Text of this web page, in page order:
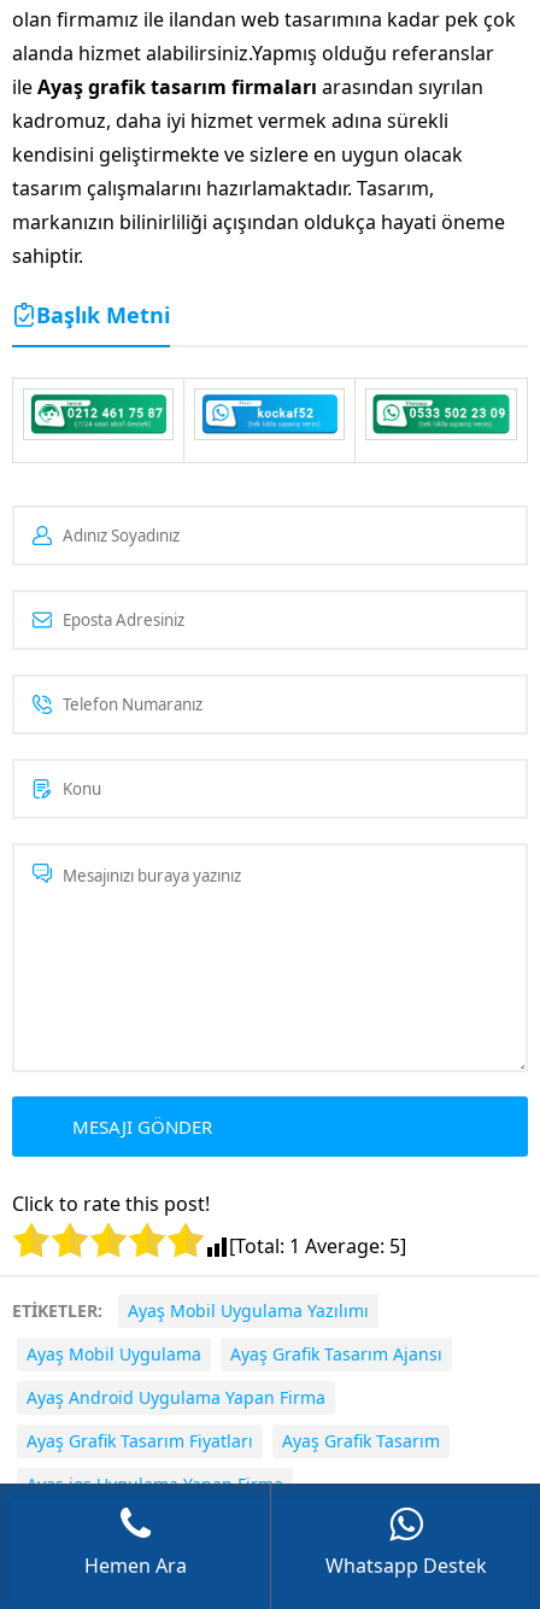
olan firmamız ile ilandan web tasarımına kadar pek çok
alanda hizmet alabilirsiniz.Yapmış olduğu referanslar
ileAyaş grafik tasarım firmaları arasından sıyrılan
kadromuz, daha iyi hizmet vermek adına sürekli
kendisini geliştirmekte ve sizlere en uygun olacak
tasarım çalışmalarını hazırlamaktadır. Tasarım,
markanızın bilinirliliği açışından oldukça hayati öneme
sahiptir.
Başlık Metni
Click to rate this post!
[Total: 1 Average: 5]
ETİKETLER:
Ayaş Mobil Uygulama Yazılımı
Ayaş Mobil Uygulama
Ayaş Grafik Tasarım Ajansı
Ayaş Android Uygulama Yapan Firma
Ayaş Grafik Tasarım Fiyatları
Ayaş Grafik Tasarım
Ayaş ios Uygulama Yapan Firma
Ayaş E-ticaret Sitesi Tasarımı
Ayaş Grafik Tasarım Firmaları
GÖKHAN GÖKMEN
Hemen Ara Whatsapp Destek